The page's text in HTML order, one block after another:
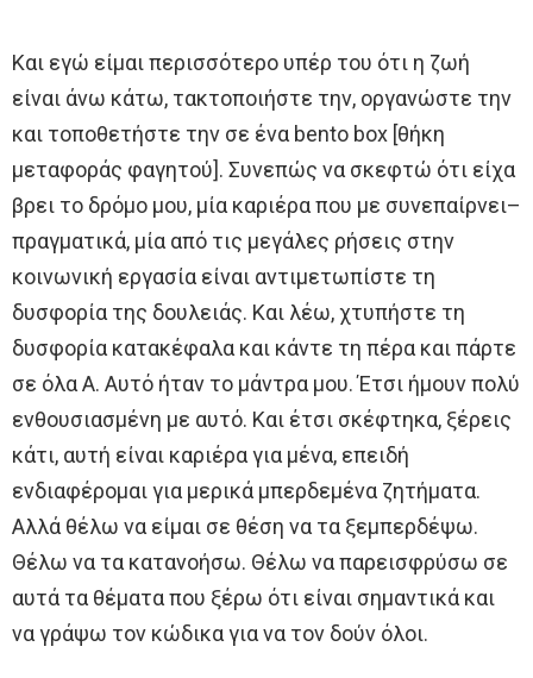
Και εγώ είμαι περισσότερο υπέρ του ότι η ζωή
είναι άνω κάτω, τακτοποιήστε την, οργανώστε την
και τοποθετήστε την σε ένα bento box [θήκη
μεταφοράς φαγητού]. Συνεπώς να σκεφτώ ότι είχα
βρει το δρόμο μου, μία καριέρα που με συνεπαίρνει–
πραγματικά, μία από τις μεγάλες ρήσεις στην
κοινωνική εργασία είναι αντιμετωπίστε τη
δυσφορία της δουλειάς. Και λέω, χτυπήστε τη
δυσφορία κατακέφαλα και κάντε τη πέρα και πάρτε
σε όλα Α. Αυτό ήταν το μάντρα μου. Έτσι ήμουν πολύ
ενθουσιασμένη με αυτό. Και έτσι σκέφτηκα, ξέρεις
κάτι, αυτή είναι καριέρα για μένα, επειδή
ενδιαφέρομαι για μερικά μπερδεμένα ζητήματα.
Αλλά θέλω να είμαι σε θέση να τα ξεμπερδέψω.
Θέλω να τα κατανοήσω. Θέλω να παρεισφρύσω σε
αυτά τα θέματα που ξέρω ότι είναι σημαντικά και
να γράψω τον κώδικα για να τον δούν όλοι.